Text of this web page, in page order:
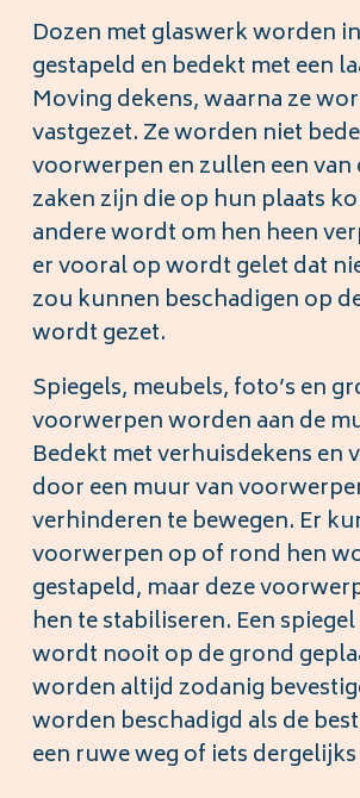
Dozen met glaswerk worden
gestapeld en bedekt met een
Moving dekens, waarna ze
vastgezet. Ze worden niet
voorwerpen en zullen een van
zaken zijn die op hun plaats
andere wordt om hen heen
er vooral op wordt gelet dat
zou kunnen beschadigen op
wordt gezet.
Spiegels, meubels, foto’s en
voorwerpen worden aan de
Bedekt met verhuisdekens en
door een muur van
verhinderen te bewegen. Er
voorwerpen op of rond hen
gestapeld, maar deze
hen te stabiliseren. Een
wordt nooit op de grond
worden altijd zodanig
worden beschadigd als de
een ruwe weg of iets